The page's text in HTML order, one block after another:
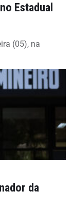
Estadual
(05), na
da